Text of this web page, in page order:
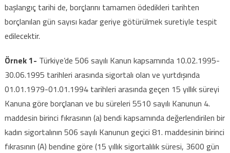
başlangıç tarihi de, borçlarını tamamen ödedikleri tarihten
borçlanılan gün sayısı kadar geriye götürülmek suretiyle tespit
edilecektir.
Örnek 1- Türkiye’de 506 sayılı Kanun kapsamında 10.02.1995-
30.06.1995 tarihleri arasında sigortalı olan ve yurtdışında
01.01.1979-01.01.1994 tarihleri arasında geçen 15 yıllık süreyi
Kanuna göre borçlanan ve bu süreleri 5510 sayılı Kanunun 4.
maddesin birinci fıkrasının (a) bendi kapsamında değerlendirilen bir
kadın sigortalının 506 sayılı Kanunun geçici 81. maddesinin birinci
fıkrasının (A) bendine göre (15 yıllık sigortalılık süresi, 3600 gün